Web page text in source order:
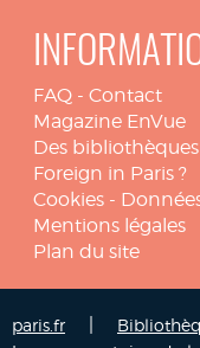
FAQ - Contact
Magazine EnVue
Des
Foreign in Paris ?
Cookies -
Mentions légales
Plan du site
paris.fr